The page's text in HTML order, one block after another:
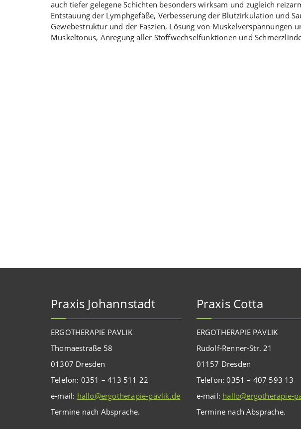
auch tiefer gelegene Schichten besonders wirksam und zugleich
Entstauung der Lymphgefäße, Verbesserung der Blutzirkulation und
Gewebestruktur und der Faszien, Lösung von Muskelverspannungen
Muskeltonus, Anregung aller Stoffwechselfunktionen und
Praxis Johannstadt
ERGOTHERAPIE PAVLIK
Thomaestraße 58
01307 Dresden
Telefon: 0351 – 413 511 22
e-mail: hallo@ergotherapie-pavlik.de
Termine nach Absprache.
Praxis Cotta
ERGOTHERAPIE PAVLIK
Rudolf-Renner-Str. 21
01157 Dresden
Telefon: 0351 – 407 593 13
e-mail: hallo@ergotherapie-
Termine nach Absprache.